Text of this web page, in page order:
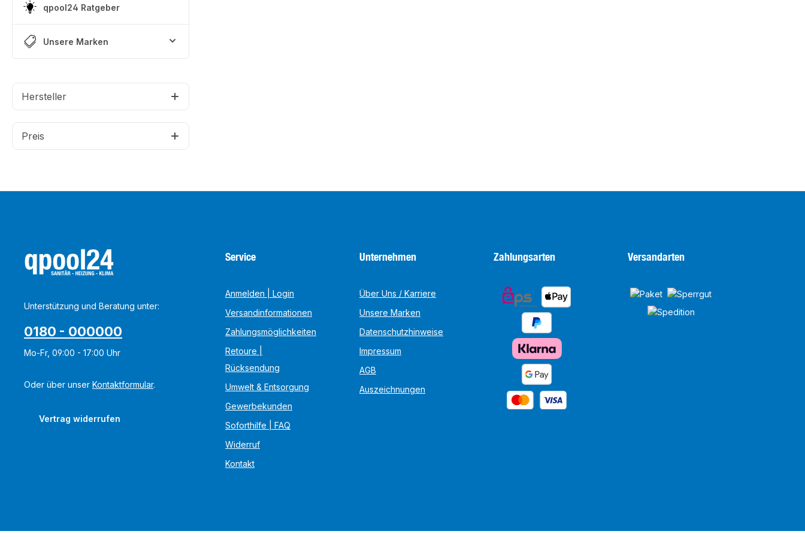
qpool24 Ratgeber
Unsere Marken
Hersteller
Preis
Unterstützung und Beratung unter:
0180 - 000000
Mo-Fr, 09:00 - 17:00 Uhr
Oder über unser Kontaktformular.
Vertrag widerrufen
Service
Anmelden | Login
Versandinformationen
Zahlungsmöglichkeiten
Retoure |
Rücksendung
Umwelt & Entsorgung
Gewerbekunden
Soforthilfe | FAQ
Widerruf
Kontakt
Unternehmen
Über Uns / Karriere
Unsere Marken
Datenschutzhinweise
Impressum
AGB
Auszeichnungen
Zahlungsarten Versandarten